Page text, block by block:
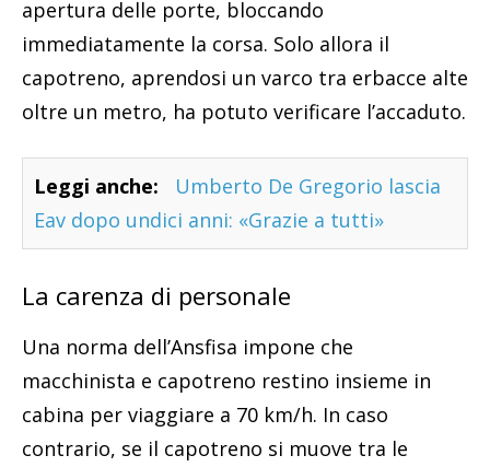
apertura delle porte, bloccando
immediatamente la corsa. Solo allora il
capotreno, aprendosi un varco tra erbacce alte
oltre un metro, ha potuto verificare l’accaduto.
Leggi anche:
Umberto De Gregorio lascia
Eav dopo undici anni: «Grazie a tutti»
La carenza di personale
Una norma dell’Ansfisa impone che
macchinista e capotreno restino insieme in
cabina per viaggiare a 70 km/h. In caso
contrario, se il capotreno si muove tra le